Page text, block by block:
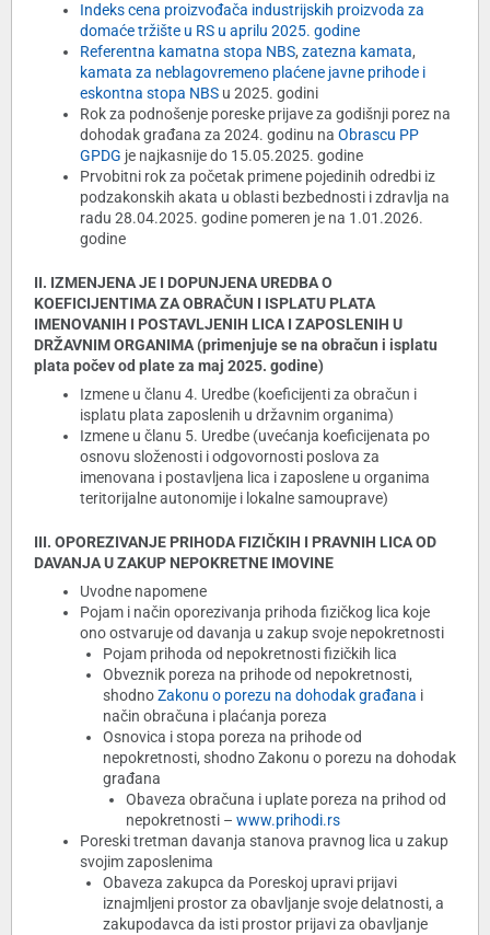
Indeks cena proizvođača industrijskih proizvoda za
domaće tržište u RS u aprilu 2025. godine
Referentna kamatna stopa NBS, zatezna kamata,
kamata za neblagovremeno plaćene javne prihode i
eskontna stopa NBS u 2025. godini
Rok za podnošenje poreske prijave za godišnji porez na
dohodak građana za 2024. godinu na Obrascu PP
GPDG je najkasnije do 15.05.2025. godine
Prvobitni rok za početak primene pojedinih odredbi iz
podzakonskih akata u oblasti bezbednosti i zdravlja na
radu 28.04.2025. godine pomeren je na 1.01.2026.
godine
II. IZMENJENA JE I DOPUNJENA UREDBA O
KOEFICIJENTIMA ZA OBRAČUN I ISPLATU PLATA
IMENOVANIH I POSTAVLJENIH LICA I ZAPOSLENIH U
DRŽAVNIM ORGANIMA (primenjuje se na obračun i isplatu
plata počev od plate za maj 2025. godine)
Izmene u članu 4. Uredbe (koeficijenti za obračun i
isplatu plata zaposlenih u državnim organima)
Izmene u članu 5. Uredbe (uvećanja koeficijenata po
osnovu složenosti i odgovornosti poslova za
imenovana i postavljena lica i zaposlene u organima
teritorijalne autonomije i lokalne samouprave)
III. OPOREZIVANJE PRIHODA FIZIČKIH I PRAVNIH LICA OD
DAVANJA U ZAKUP NEPOKRETNE IMOVINE
Uvodne napomene
Pojam i način oporezivanja prihoda fizičkog lica koje
ono ostvaruje od davanja u zakup svoje nepokretnosti
Pojam prihoda od nepokretnosti fizičkih lica
Obveznik poreza na prihode od nepokretnosti,
shodnoZakonu o porezu na dohodak građana i
način obračuna i plaćanja poreza
Osnovica i stopa poreza na prihode od
nepokretnosti, shodno Zakonu o porezu na dohodak
građana
Obaveza obračuna i uplate poreza na prihod od
nepokretnosti – www.prihodi.rs
Poreski tretman davanja stanova pravnog lica u zakup
svojim zaposlenima
Obaveza zakupca da Poreskoj upravi prijavi
iznajmljeni prostor za obavljanje svoje delatnosti, a
zakupodavca da isti prostor prijavi za obavljanje